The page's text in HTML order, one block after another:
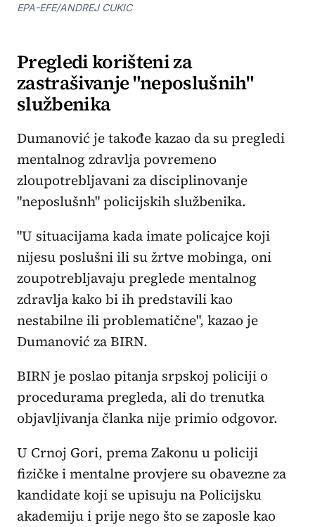
EPA-EFE/ANDREJ CUKIC
Pregledi korišteni za
zastrašivanje "neposlušnih"
službenika
Dumanović je takođe kazao da su pregledi
mentalnog zdravlja povremeno
zloupotrebljavani za disciplinovanje
"neposlušnh" policijskih službenika.
"U situacijama kada imate policajce koji
nijesu poslušni ili su žrtve mobinga, oni
zoupotrebljavaju preglede mentalnog
zdravlja kako bi ih predstavili kao
nestabilne ili problematične", kazao je
Dumanović za BIRN.
BIRN je poslao pitanja srpskoj policiji o
procedurama pregleda, ali do trenutka
objavljivanja članka nije primio odgovor.
U Crnoj Gori, prema Zakonu u policiji
fizičke i mentalne provjere su obavezne za
kandidate koji se upisuju na Policijsku
akademiju i prije nego što se zaposle kao